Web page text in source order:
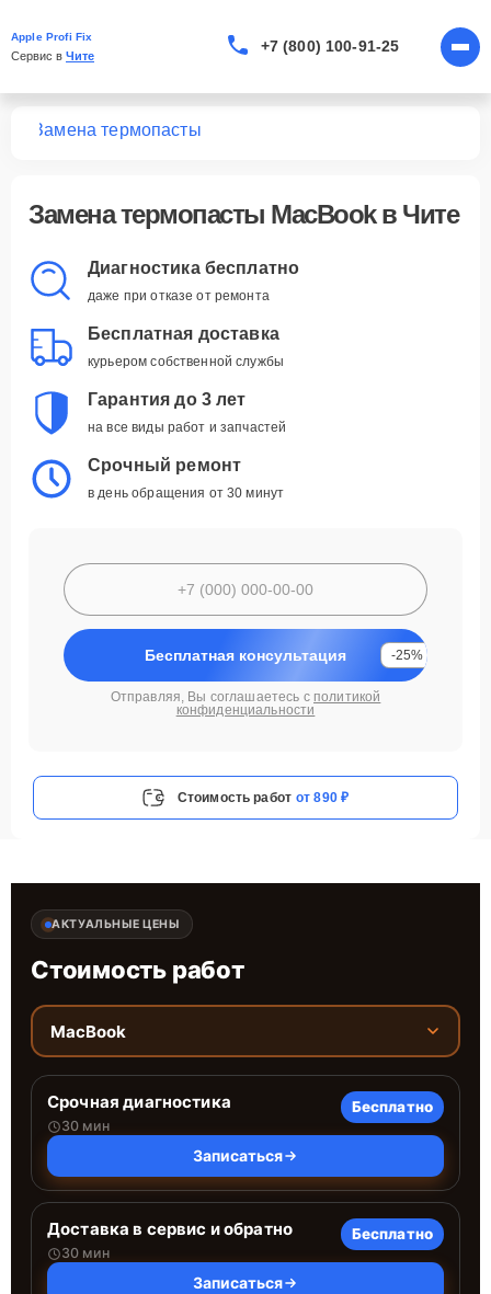
Apple Profi Fix
Сервис в Чите
+7 (800) 100-91-25
Замена термопасты
Замена термопасты MacBook в Чите
Диагностика бесплатно
даже при отказе от ремонта
Бесплатная доставка
курьером собственной службы
Гарантия до 3 лет
на все виды работ и запчастей
Срочный ремонт
в день обращения от 30 минут
Бесплатная консультация -25%
Отправляя, Вы соглашаетесь с политикой
конфиденциальности
Стоимость работ от 890 ₽
АКТУАЛЬНЫЕ ЦЕНЫ
Стоимость работ
MacBook
Срочная диагностика
30 мин
Бесплатно
Записаться
Доставка в сервис и обратно
30 мин
Бесплатно
Записаться